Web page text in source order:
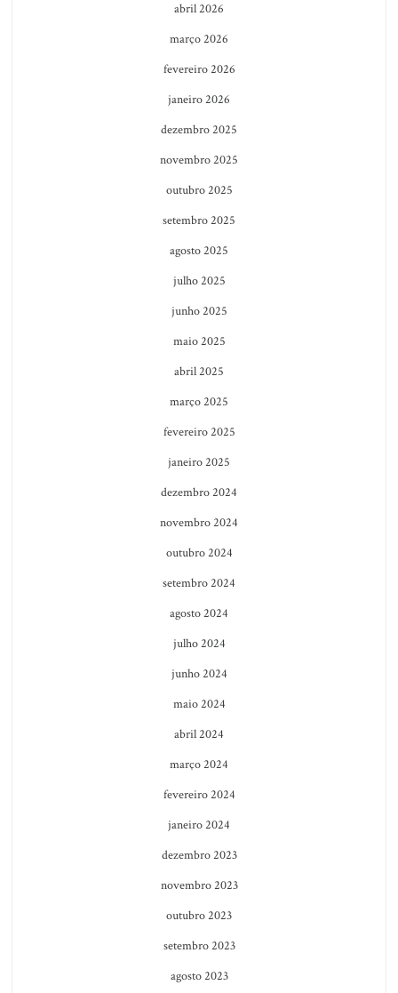
abril 2026
março 2026
fevereiro 2026
janeiro 2026
dezembro 2025
novembro 2025
outubro 2025
setembro 2025
agosto 2025
julho 2025
junho 2025
maio 2025
abril 2025
março 2025
fevereiro 2025
janeiro 2025
dezembro 2024
novembro 2024
outubro 2024
setembro 2024
agosto 2024
julho 2024
junho 2024
maio 2024
abril 2024
março 2024
fevereiro 2024
janeiro 2024
dezembro 2023
novembro 2023
outubro 2023
setembro 2023
agosto 2023